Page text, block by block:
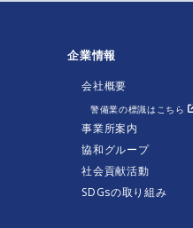
企業情報
会社概要
警備業の標識はこちら
事業所案内
協和グループ
社会貢献活動
SDGsの取り組み